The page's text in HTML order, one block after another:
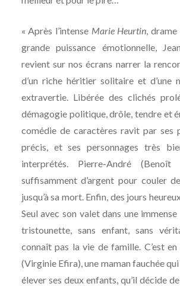
« Après l’intense Marie Heurtin, drame
grande puissance émotionnelle,
revient sur nos écrans narrer la
d’un riche héritier solitaire et d’une
extravertie. Libérée des clichés
démagogie politique, drôle, tendre et
comédie de caractères ravit par ses
précis, et ses personnages très
interprétés. Pierre-André (Benoît
suffisamment d’argent pour couler
jusqu’à sa mort. Enfin, des jours
Seul avec son valet dans une
tristounette, sans enfant, sans
connaît pas la vie de famille. C’est
(Virginie Efira), une maman fauchée
élever ses deux enfants, qu’il décide